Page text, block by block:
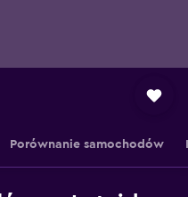
Porównanie samochodów